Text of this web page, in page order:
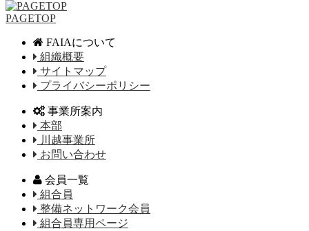
PAGETOP
FAIAについて
組織概要
サイトマップ
プライバシーポリシー
事業所案内
本部
川越事業所
お問い合わせ
会員一覧
組合員
整備ネットワーク会員
組合員専用ページ